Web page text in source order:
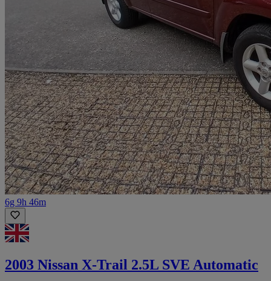
6g 9h 46m
2003 Nissan X-Trail 2.5L SVE Automatic